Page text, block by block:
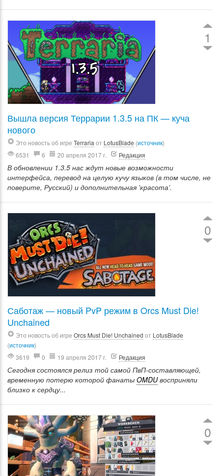
1
Вышла версия Террарии 1.3.5 на ПК — куча
нового
Это новость об игре Terraria от LotusBlade (источник)
6531
6 20 апреля 2017 г. Редакция
В обновлении 1.3.5 нас ждут новые возможности
интерфейса, перевод на целую кучу языков (в том числе, не
поверите, Русский) и дополнительная 'красота'.
0
Саботаж — новый PvP режим в Orcs Must Die!
Unchained
Это новость об игре Orcs Must Die! Unchained от LotusBlade
(источник)
3619
0 19 апреля 2017 г. Редакция
Сегодня состоялся релиз той самой ПвП-составляющей,
временную потерю которой фанаты OMDUвосприняли
близко к сердцу...
0